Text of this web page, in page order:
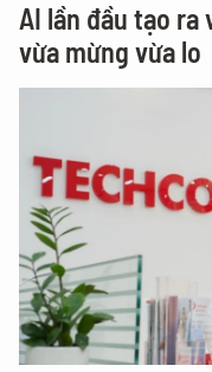
AI lần đầu tạo
vừa mừng vừa lo